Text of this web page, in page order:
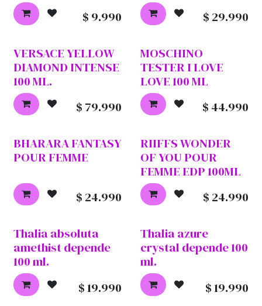
$ 9.990
$ 29.990
VERSACE YELLOW
DIAMOND INTENSE
100 ML.
$ 79.990
MOSCHINO
TESTER I LOVE
LOVE 100 ML
$ 44.990
BHARARA FANTASY
POUR FEMME
$ 24.990
RIIFFS WONDER
OF YOU POUR
FEMME EDP 100ML
$ 24.990
Thalia absoluta
amethist depende
100 ml.
$19.990
Thalia azure
crystal depende 100
ml.
$19.990